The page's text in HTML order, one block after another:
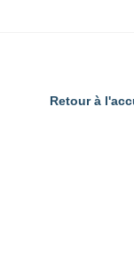
Retour à